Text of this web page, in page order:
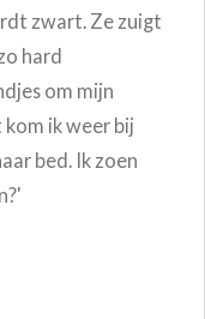
zwart. Ze zuigt
hard
om mijn
kom ik weer bij
bed. Ik zoen